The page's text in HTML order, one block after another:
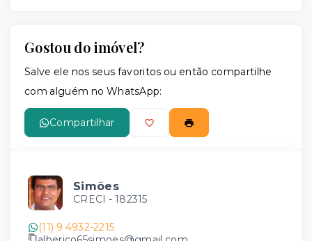
Gostou do imóvel?
Salve ele nos seus favoritos ou então compartilhe
com alguém no WhatsApp:
Compartilhar
Simões
CRECI - 182315
(11) 9 4932-2215